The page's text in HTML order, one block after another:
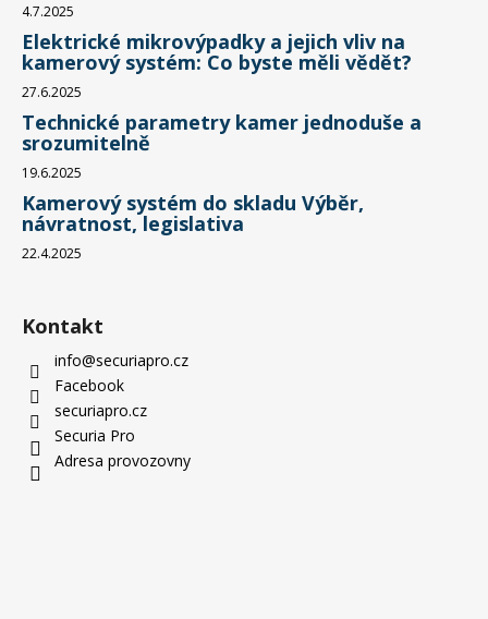
4.7.2025
Elektrické mikrovýpadky a jejich vliv na
kamerový systém: Co byste měli vědět?
27.6.2025
Technické parametry kamer jednoduše a
srozumitelně
19.6.2025
Kamerový systém do skladu Výběr,
návratnost, legislativa
22.4.2025
Kontakt
info@securiapro.cz
Facebook
securiapro.cz
Securia Pro
Adresa provozovny